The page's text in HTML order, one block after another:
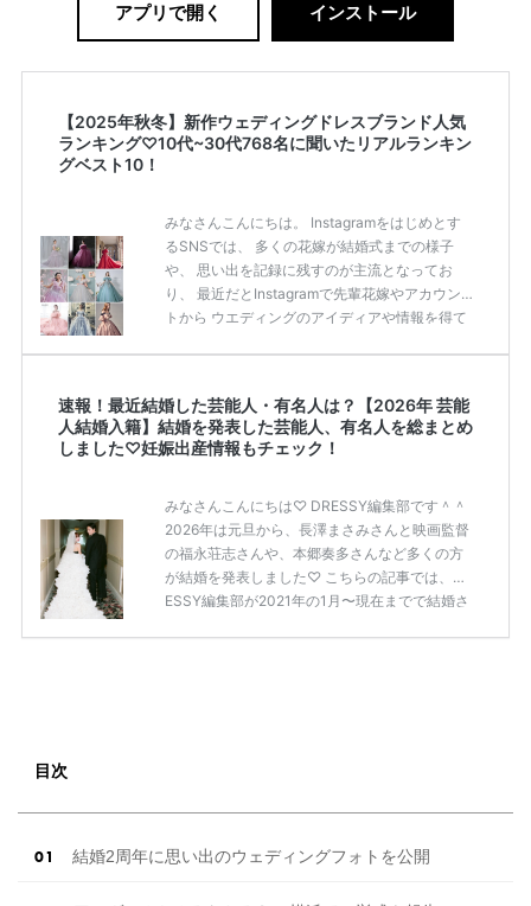
アプリで開く インストール
【2025年秋冬】新作ウェディングドレスブランド人気
ランキング♡10代~30代768名に聞いたリアルランキン
グベスト10！
みなさんこんにちは。 Instagramをはじめとす
るSNSでは、 多くの花嫁が結婚式までの様子
や、 思い出を記録に残すのが主流となってお
り、 最近だとInstagramで先輩花嫁やアカウン
トから ウエディングのアイディアや情報を得て
ンの 人気投票に参加しました。 こちらの記事で
は集計結果をリアルなランキングにまとめてい
ます。 (※2025年8月の調査結果です) ​​ ドレスの
の女性がドレスにこ […]続きを読む
速報！最近結婚した芸能人・有名人は？【2026年 芸能
人結婚入籍】結婚を発表した芸能人、有名人を総まとめ
しました♡妊娠出産情報もチェック！
みなさんこんにちは♡ DRESSY編集部です＾＾
2026年は元旦から、長澤まさみさんと映画監督
の福永荘志さんや、本郷奏多さんなど多くの方
が結婚を発表しました♡ こちらの記事では、DR
ESSY編集部が2021年の1月〜現在までで結婚さ
目次
結婚2周年に思い出のウェディングフォトを公開